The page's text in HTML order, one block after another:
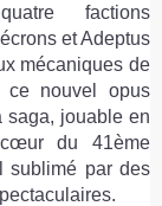
factions
et Adeptus
mécaniques de
ce nouvel opus
saga, jouable en
du 41ème
sublimé par des